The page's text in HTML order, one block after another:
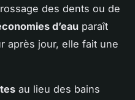
des dents ou de
d’eau paraît
après jour, elle fait une
au lieu des bains